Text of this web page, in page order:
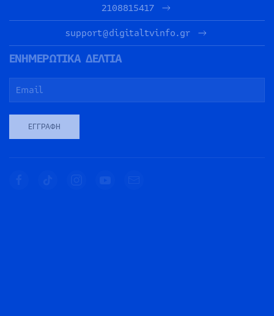
2108815417
support@digitaltvinfo.gr
ΕΝΗΜΕΡΩΤΙΚΑ ΔΕΛΤΙΑ
ΕΓΓΡΑΦΉ